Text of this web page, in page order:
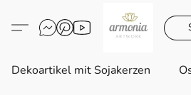
Dekoartikel mit Sojakerzen